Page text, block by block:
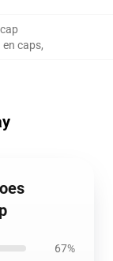
en caps,
67%